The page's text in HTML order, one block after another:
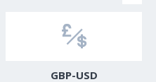
GBP-USD